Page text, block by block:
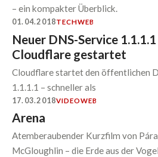
– ein kompakter Überblick.
01.04.2018TECHWEB
Neuer DNS-Service
Cloudflare gestartet
Cloudflare startet den öffentlichen
1.1.1.1 – schneller als
17.03.2018VIDEOWEB
Arena
Atemberaubender Kurzfilm von
McGloughlin – die Erde aus der